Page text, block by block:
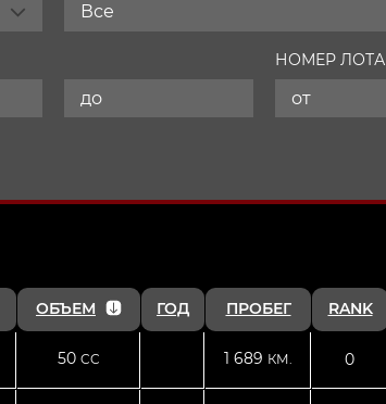
Все
НОМЕР ЛОТА
ОБЪЕМ ГОД ПРОБЕГ RANK
50 CC 1 689 КМ. 0